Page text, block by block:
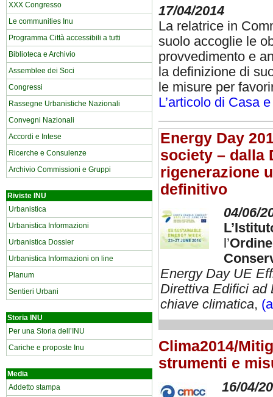
XXX Congresso
Le communities Inu
Programma Città accessibili a tutti
Biblioteca e Archivio
Assemblee dei Soci
Congressi
Rassegne Urbanistiche Nazionali
Convegni Nazionali
Accordi e Intese
Ricerche e Consulenze
Archivio Commissioni e Gruppi
Riviste INU
Urbanistica
Urbanistica Informazioni
Urbanistica Dossier
Urbanistica Informazioni on line
Planum
Sentieri Urbani
Storia INU
Per una Storia dell’INU
Cariche e proposte Inu
Media
Addetto stampa
17/04/2014
La relatrice in
suolo accoglie le
provvedimento e
la definizione di
le misure per
L’articolo di Casa
Energy Day
society – dalla
rigenerazione
definitivo
04/06/
l’
Energy Day UE
Direttiva Edifici ad
chiave climatica,
Clima2014/
strumenti e
16/04/